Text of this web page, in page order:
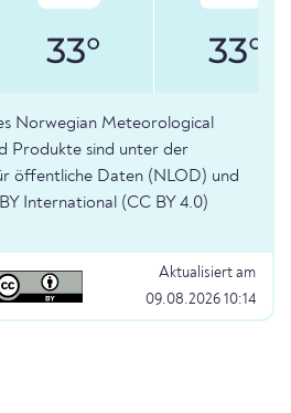
33° 33°
Norwegian Meteorological
Produkte sind unter der
öffentliche Daten (NLOD) und
International (CC BY 4.0)
Aktualisiert am
09.08.2026 10:14